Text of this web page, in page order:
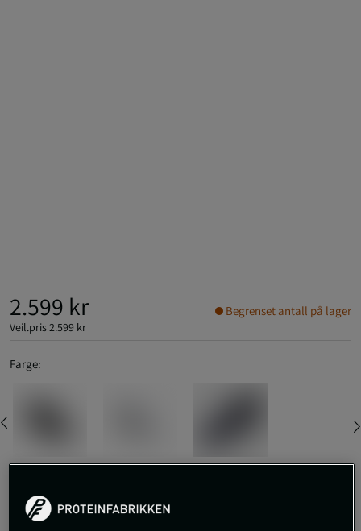
2.599 kr
Veil.pris2.599 kr
Begrenset antall på lager
Farge:
38